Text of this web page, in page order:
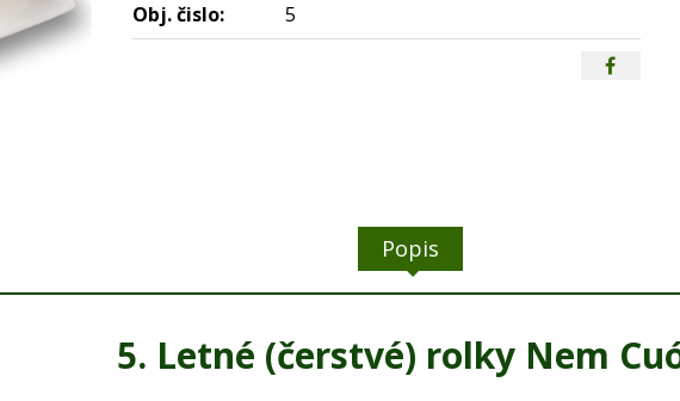
Obj. čislo:
5
Popis
5. Letné (čerstvé) rolky Nem